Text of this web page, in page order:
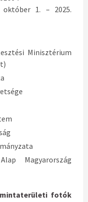
október 1. – 2025.
Minisztérium
Magyarország
fotók